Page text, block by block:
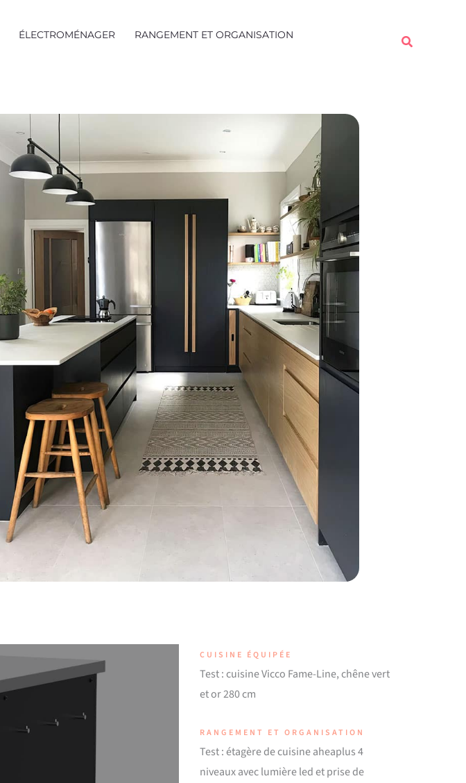
ÉLECTROMÉNAGER
RANGEMENT ET ORGANISATION
Rechercher
CUISINE ÉQUIPÉE
Test : cuisine Vicco Fame-Line, chêne vert
et or 280 cm
RANGEMENT ET ORGANISATION
Test : étagère de cuisine aheaplus 4
niveaux avec lumière led et prise de